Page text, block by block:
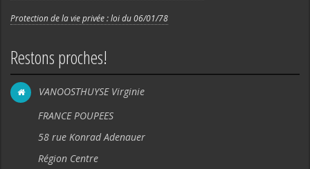
Protection de la vie privée : loi du 06/01/78
Restons proches!
VANOOSTHUYSE Virginie
FRANCE POUPEES
58 rue Konrad Adenauer
Région Centre